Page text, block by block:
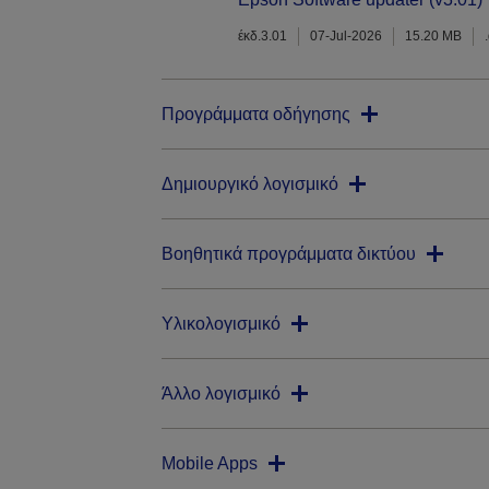
έκδ.3.01 07-Jul-2026 15.20 MB
Προγράμματα οδήγησης
Δημιουργικό λογισμικό
Βοηθητικά προγράμματα δικτύου
Υλικολογισμικό
Άλλο λογισμικό
Mobile Apps